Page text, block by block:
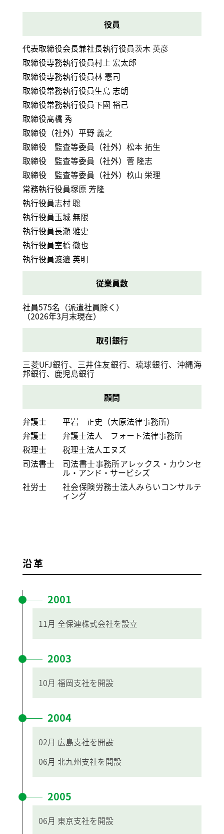
役員
代表取締役会長兼社長執行役員茨木 英彦
取締役専務執行役員村上 宏太郎
取締役専務執行役員林 憲司
取締役常務執行役員生島 志朗
取締役常務執行役員下國 裕己
取締役髙橋 秀
取締役（社外） 平野 義之
取締役 監査等委員（社外） 松本 拓生
取締役 監査等委員（社外） 菅 隆志
取締役 監査等委員（社外） 杦山 栄理
常務執行役員塚原 芳隆
執行役員志村 聡
執行役員玉城 無限
執行役員長瀬 雅史
執行役員室橋 徹也
執行役員渡邊 英明
従業員数
社員575名（派遣社員除く）
（2026年3月末現在）
取引銀行
三菱UFJ銀行、三井住友銀行、琉球銀行、沖縄海
邦銀行、鹿児島銀行
顧問
弁護士
平岩 正史（大原法律事務所）
弁護士
弁護士法人 フォート法律事務所
税理士
税理士法人エヌズ
司法書士
司法書士事務所アレックス・カウンセ
ル・アンド・サービシズ
社労士
社会保険労務士法人みらいコンサルテ
ィング
沿革
2001
11月 全保連株式会社を設立
2003
10月 福岡支社を開設
2004
02月 広島支社を開設
06月 北九州支社を開設
2005
06月 東京支社を開設